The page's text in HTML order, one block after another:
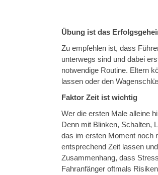
Übung ist das
Zu empfehlen ist, dass
unterwegs sind und dabei
notwendige Routine. Eltern
lassen oder den
Faktor Zeit ist wichtig
Wer die ersten Male alleine
Denn mit Blinken, Schalten,
das im ersten Moment noch
entsprechend Zeit lassen
Zusammenhang, dass
Fahranfänger oftmals